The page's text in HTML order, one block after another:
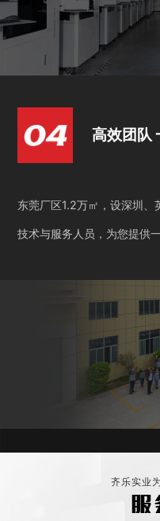
高效团队
东莞厂区1.2万㎡，设深圳
技术与服务人员，为您提供
齐乐实业
服